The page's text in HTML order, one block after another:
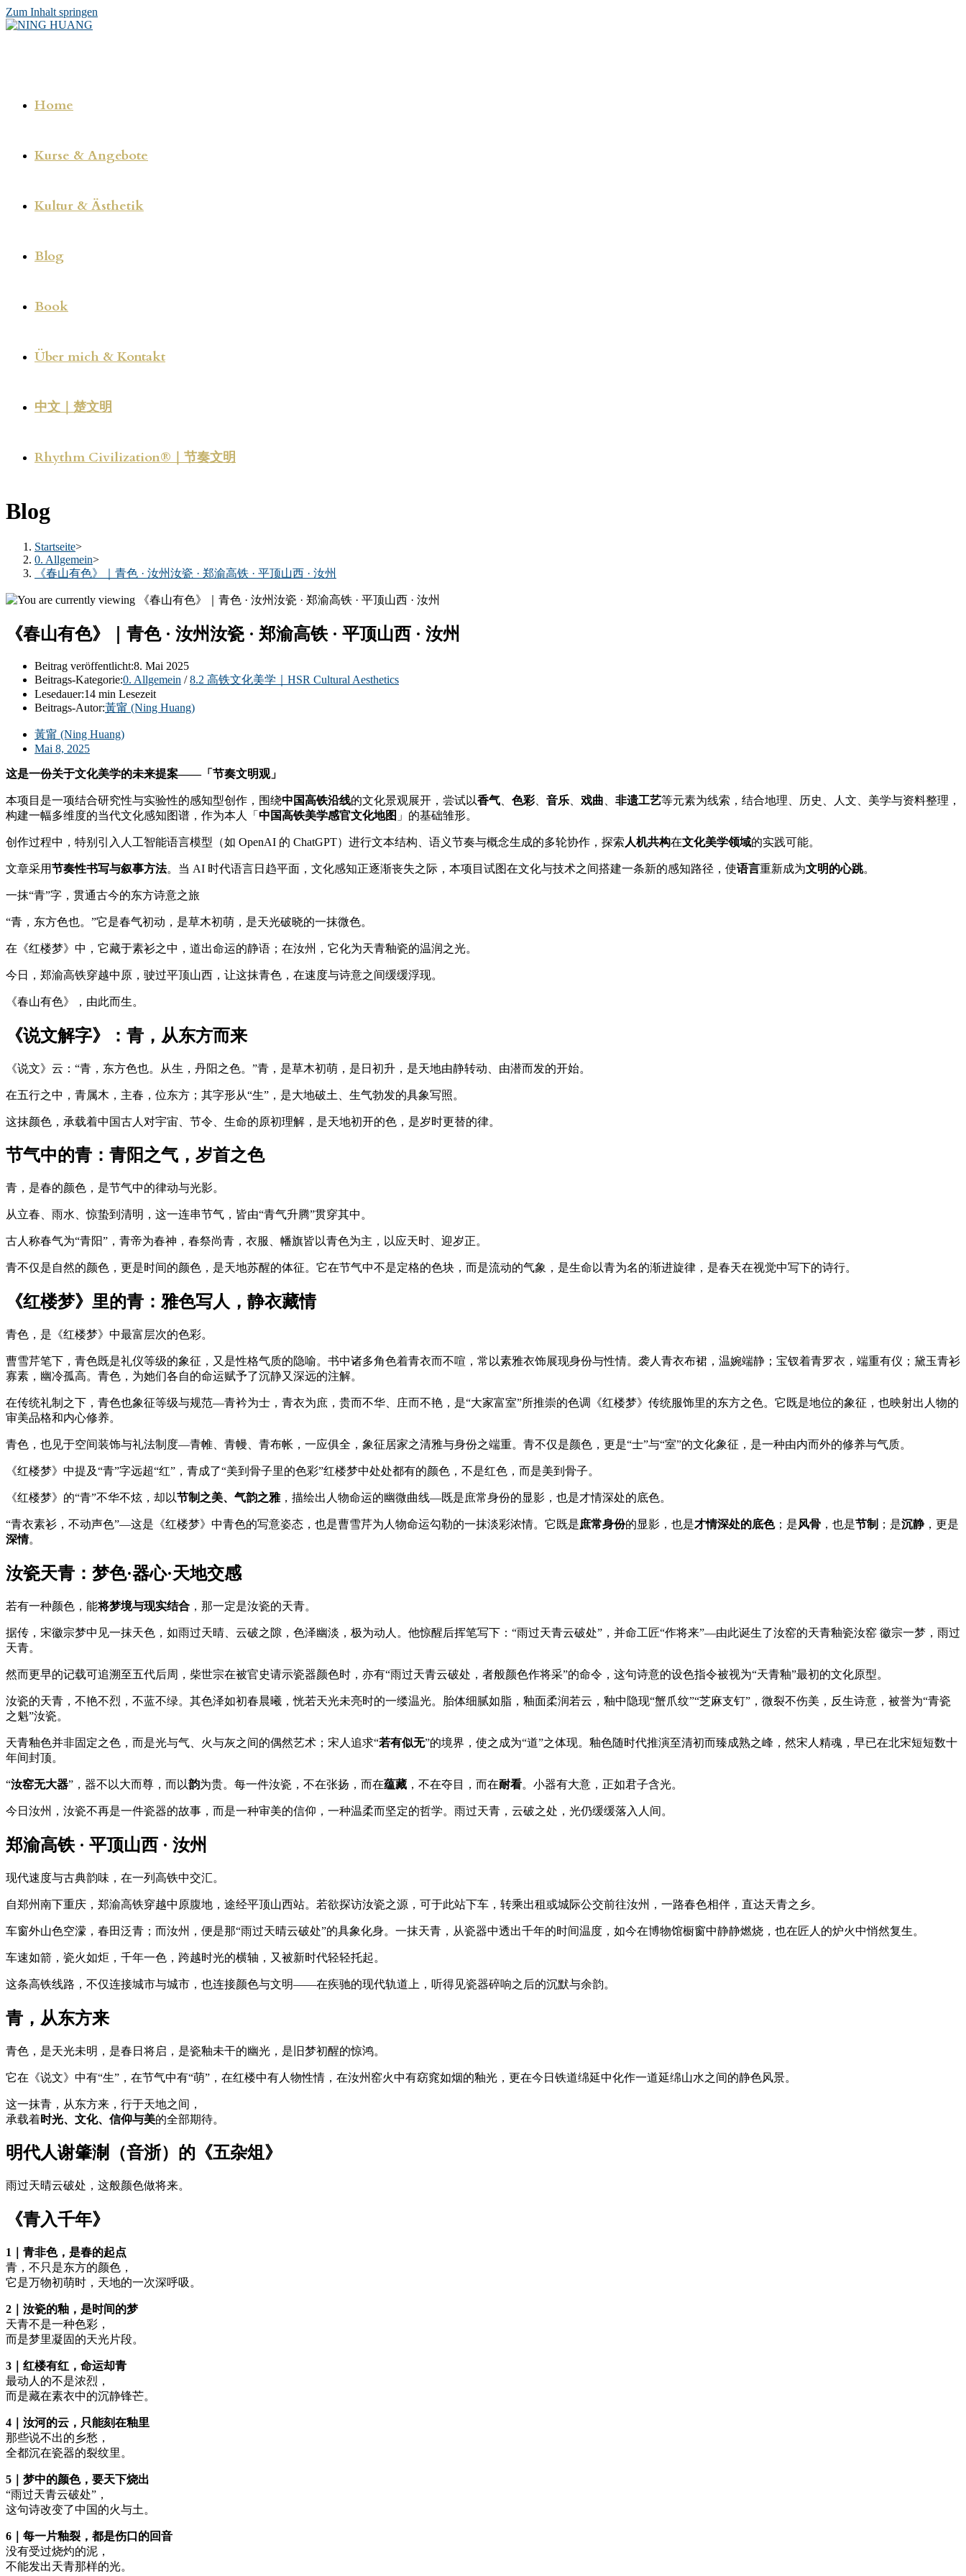
Zum Inhalt springen
Home
Kurse & Angebote
Kultur & Ästhetik
Blog
Book
Über mich & Kontakt
中文｜楚文明
Rhythm Civilization®｜节奏文明
Blog
Startseite>
0. Allgemein>
《春山有色》｜青色 · 汝州汝瓷 · 郑渝高铁 · 平顶山西 · 汝州
《春山有色》｜青色 · 汝州汝瓷 · 郑渝高铁 · 平顶山西 · 汝州
Beitrag veröffentlicht:8. Mai 2025
Beitrags-Kategorie:0. Allgemein / 8.2 高铁文化美学｜HSR Cultural Aesthetics
Lesedauer:14 min Lesezeit
Beitrags-Autor:黃甯 (Ning Huang)
黃甯 (Ning Huang)
Mai 8, 2025
这是一份关于文化美学的未来提案——「节奏文明观」
本项目是一项结合研究性与实验性的感知型创作，围绕中国高铁沿线的文化景观展开，尝试以香气 色彩、 音乐 戏曲 非遗工艺等元素为线索，结合地理、历史、人文、美学与资料整理，
构建一幅多维度的当代文化感知图谱，作为本人「 中国高铁美学感官文化地图 」的基础雏形。
创作过程中，特别引入人工智能语言模型（如 OpenAI 的 ChatGPT）进行文本结构、语义节奏与概念生成的多轮协作，探索 人机共构在文化美学领域的实践可能。
文章采用节奏性书写与叙事方法。当 AI 时代语言日趋平面，文化感知正逐渐丧失之际，本项目试图在文化与技术之间搭建一条新的感知路径，使语言重新成为文明的心跳。
一抹“青”字，贯通古今的东方诗意之旅
“青，东方色也。”它是春气初动，是草木初萌，是天光破晓的一抹微色。
在《红楼梦》中，它藏于素衫之中，道出命运的静语；在汝州，它化为天青釉瓷的温润之光。
今日，郑渝高铁穿越中原，驶过平顶山西，让这抹青色，在速度与诗意之间缓缓浮现。
《春山有色》，由此而生。
《说文解字》：青，从东方而来
《说文》云：“青，东方色也。从生，丹阳之色。”青，是草木初萌，是日初升，是天地由静转动、由潜而发的开始。
在五行之中，青属木，主春，位东方；其字形从“生”，是大地破土、生气勃发的具象写照。
这抹颜色，承载着中国古人对宇宙、节令、生命的原初理解，是天地初开的色，是岁时更替的律。
节气中的青：青阳之气，岁首之色
青，是春的颜色，是节气中的律动与光影。
从立春、雨水、惊蛰到清明，这一连串节气，皆由“青气升腾”贯穿其中。
古人称春气为“青阳”，青帝为春神，春祭尚青，衣服、幡旗皆以青色为主，以应天时、迎岁正。
青不仅是自然的颜色，更是时间的颜色，是天地苏醒的体征。它在节气中不是定格的色块，而是流动的气象，是生命以青为名的渐进旋律，是春天在视觉中写下的诗行。
《红楼梦》里的青：雅色写人，静衣藏情
青色，是《红楼梦》中最富层次的色彩。
曹雪芹笔下，青色既是礼仪等级的象征，又是性格气质的隐喻。书中诸多角色着青衣而不喧，常以素雅衣饰展现身份与性情。袭人青衣布裙，温婉端静；宝钗着青罗衣，端重有仪；黛玉青衫
寡素，幽冷孤高。青色，为她们各自的命运赋予了沉静又深远的注解。
在传统礼制之下，青色也象征等级与规范—青衿为士，青衣为庶，贵而不华、庄而不艳，是“大家富室”所推崇的色调《红楼梦》传统服饰里的东方之色。它既是地位的象征，也映射出人物的
审美品格和内心修养。
青色，也见于空间装饰与礼法制度—青帷、青幔、青布帐，一应俱全，象征居家之清雅与身份之端重。青不仅是颜色，更是“士”与“室”的文化象征，是一种由内而外的修养与气质。
《红楼梦》中提及“青”字远超“红”，青成了“美到骨子里的色彩”红楼梦中处处都有的颜色，不是红色，而是美到骨子。
《红楼梦》的“青”不华不炫，却以节制之美、气韵之雅，描绘出人物命运的幽微曲线—既是庶常身份的显影，也是才情深处的底色。
“青衣素衫，不动声色”—这是《红楼梦》中青色的写意姿态，也是曹雪芹为人物命运勾勒的一抹淡彩浓情。它既是庶常身份的显影，也是才情深处的底色；是风骨 ，也是节制 ；是沉静，更是
深情。
汝瓷天青：梦色·器心·天地交感
若有一种颜色，能将梦境与现实结合 ，那一定是汝瓷的天青。
据传，宋徽宗梦中见一抹天色，如雨过天晴、云破之隙，色泽幽淡，极为动人。他惊醒后挥笔写下：“雨过天青云破处”，并命工匠“作将来”—由此诞生了汝窑的天青釉瓷汝窑 徽宗一梦，雨过
天青。
然而更早的记载可追溯至五代后周，柴世宗在被官史请示瓷器颜色时，亦有“雨过天青云破处，者般颜色作将采”的命令，这句诗意的设色指令被视为“天青釉”最初的文化原型。
汝瓷的天青，不艳不烈，不蓝不绿。其色泽如初春晨曦，恍若天光未亮时的一缕温光。胎体细腻如脂，釉面柔润若云，釉中隐现“蟹爪纹”“芝麻支钉”，微裂不伤美，反生诗意，被誉为“青瓷
之魁”汝瓷。
天青釉色并非固定之色，而是光与气、火与灰之间的偶然艺术；宋人追求“若有似无”的境界，使之成为“道”之体现。釉色随时代推演至清初而臻成熟之峰，然宋人精魂，早已在北宋短短数十
年间封顶。
“汝窑无大器”，器不以大而尊，而以韵为贵。每一件汝瓷，不在张扬，而在蕴藏 ，不在夺目，而在耐看。小器有大意，正如君子含光。
今日汝州，汝瓷不再是一件瓷器的故事，而是一种审美的信仰，一种温柔而坚定的哲学。雨过天青，云破之处，光仍缓缓落入人间。
郑渝高铁 · 平顶山西 · 汝州
现代速度与古典韵味，在一列高铁中交汇。
自郑州南下重庆，郑渝高铁穿越中原腹地，途经平顶山西站。若欲探访汝瓷之源，可于此站下车，转乘出租或城际公交前往汝州，一路春色相伴，直达天青之乡。
车窗外山色空濛，春田泛青；而汝州，便是那“雨过天晴云破处”的具象化身。一抹天青，从瓷器中透出千年的时间温度，如今在博物馆橱窗中静静燃烧，也在匠人的炉火中悄然复生。
车速如箭，瓷火如炬，千年一色，跨越时光的横轴，又被新时代轻轻托起。
这条高铁线路，不仅连接城市与城市，也连接颜色与文明——在疾驰的现代轨道上，听得见瓷器碎响之后的沉默与余韵。
青，从东方来
青色，是天光未明，是春日将启，是瓷釉未干的幽光，是旧梦初醒的惊鸿。
它在《说文》中有“生”，在节气中有“萌”，在红楼中有人物性情，在汝州窑火中有窈窕如烟的釉光，更在今日铁道绵延中化作一道延绵山水之间的静色风景。
这一抹青，从东方来，行于天地之间，
承载着时光、文化、信仰与美的全部期待。
明代人谢肇淛（音浙）的《五杂俎》
雨过天晴云破处，这般颜色做将来。
《青入千年》
1｜青非色，是春的起点
青，不只是东方的颜色，
它是万物初萌时，天地的一次深呼吸。
2｜汝瓷的釉，是时间的梦
天青不是一种色彩，
而是梦里凝固的天光片段。
3｜红楼有红，命运却青
最动人的不是浓烈，
而是藏在素衣中的沉静锋芒。
4｜汝河的云，只能刻在釉里
那些说不出的乡愁，
全都沉在瓷器的裂纹里。
5｜梦中的颜色，要天下烧出
“雨过天青云破处”，
这句诗改变了中国的火与土。
6｜每一片釉裂，都是伤口的回音
没有受过烧灼的泥，
不能发出天青那样的光。